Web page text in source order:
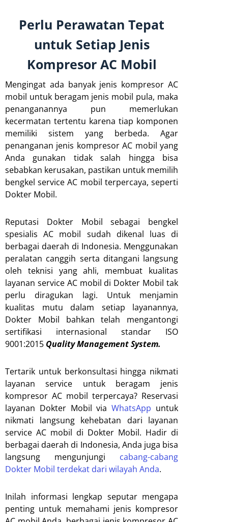
Perlu Perawatan Tepat
untuk Setiap Jenis
Kompresor AC Mobil
Mengingat ada banyak jenis kompresor AC
mobil untuk beragam jenis mobil pula, maka
penanganannya pun memerlukan
kecermatan tertentu karena tiap komponen
memiliki sistem yang berbeda. Agar
penanganan jenis kompresor AC mobil yang
Anda gunakan tidak salah hingga bisa
sebabkan kerusakan, pastikan untuk memilih
bengkel service AC mobil terpercaya, seperti
Dokter Mobil.
Reputasi Dokter Mobil sebagai bengkel
spesialis AC mobil sudah dikenal luas di
berbagai daerah di Indonesia. Menggunakan
peralatan canggih serta ditangani langsung
oleh teknisi yang ahli, membuat kualitas
layanan service AC mobil di Dokter Mobil tak
perlu diragukan lagi. Untuk menjamin
kualitas mutu dalam setiap layanannya,
Dokter Mobil bahkan telah mengantongi
sertifikasi internasional standar ISO
9001:2015 Quality Management System.
Tertarik untuk berkonsultasi hingga nikmati
layanan service untuk beragam jenis
kompresor AC mobil terpercaya? Reservasi
layanan Dokter Mobil viaWhatsApp untuk
nikmati langsung kehebatan dari layanan
service AC mobil di Dokter Mobil. Hadir di
berbagai daerah di Indonesia, Anda juga bisa
langsung mengunjungi cabang-cabang
Dokter Mobil terdekat dari wilayah Anda.
Inilah informasi lengkap seputar mengapa
penting untuk memahami jenis kompresor